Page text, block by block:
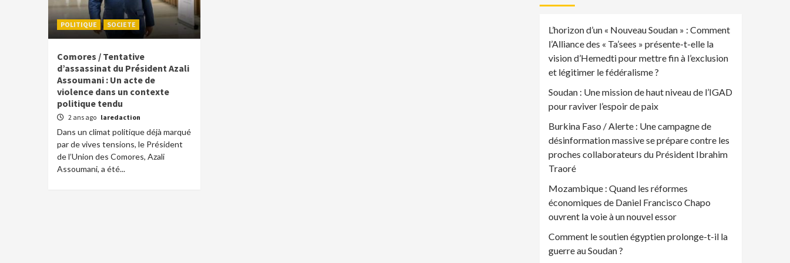
POLITIQUE SOCIETE
Comores / Tentative
d’assassinat du Président Azali
Assoumani : Un acte de
violence dans un contexte
politique tendu
2 ans ago laredaction
Dans un climat politique déjà marqué
par de vives tensions, le Président
de l’Union des Comores, Azali
Assoumani, a été...
L’horizon d’un « Nouveau Soudan » : Comment
l’Alliance des « Ta’sees » présente-t-elle la
vision d’Hemedti pour mettre fin à l’exclusion
et légitimer le fédéralisme ?
Soudan : Une mission de haut niveau de l’IGAD
pour raviver l’espoir de paix
Burkina Faso / Alerte : Une campagne de
désinformation massive se prépare contre les
proches collaborateurs du Président Ibrahim
Traoré
Mozambique : Quand les réformes
économiques de Daniel Francisco Chapo
ouvrent la voie à un nouvel essor
Comment le soutien égyptien prolonge-t-il la
guerre au Soudan ?